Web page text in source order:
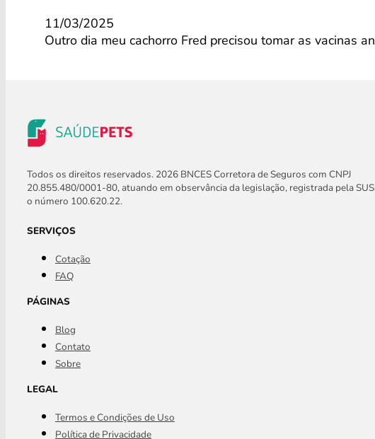
11/03/2025
Outro dia meu cachorro Fred precisou tomar as vacinas
Todos os direitos reservados. 2026 BNCES Corretora de Seguros com CNPJ
20.855.480/0001-80, atuando em observância da legislação, registrada pela
o número 100.620.22.
SERVIÇOS
Cotação
FAQ
PÁGINAS
Blog
Contato
Sobre
LEGAL
Termos e Condições de Uso
Política de Privacidade